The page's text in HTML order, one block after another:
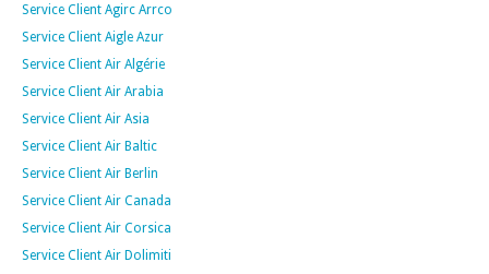
Service Client Agirc Arrco
Service Client Aigle Azur
Service Client Air Algérie
Service Client Air Arabia
Service Client Air Asia
Service Client Air Baltic
Service Client Air Berlin
Service Client Air Canada
Service Client Air Corsica
Service Client Air Dolimiti